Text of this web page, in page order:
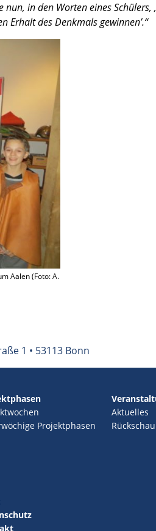
in den Worten eines Schülers,
Erhalt des Denkmals gewin­nen’.“
Aalen (Foto: A.
1 • 53113 Bonn
Projektphasen
Aktuelles
Rückschau